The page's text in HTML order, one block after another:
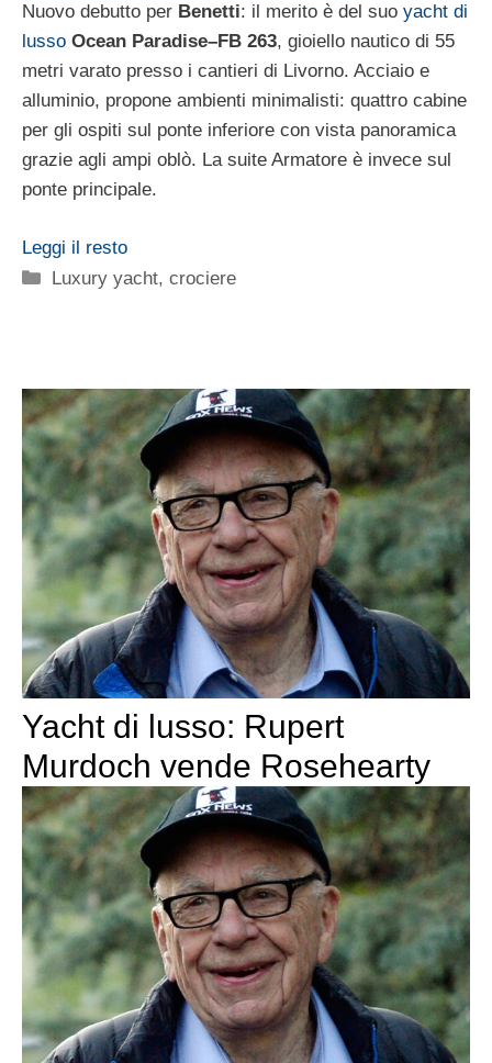
Nuovo debutto per Benetti: il merito è del suo yacht di
lusso Ocean Paradise–FB 263, gioiello nautico di 55
metri varato presso i cantieri di Livorno. Acciaio e
alluminio, propone ambienti minimalisti: quattro cabine
per gli ospiti sul ponte inferiore con vista panoramica
grazie agli ampi oblò. La suite Armatore è invece sul
ponte principale.
Leggi il resto
Categorie
Luxury yacht, crociere
Yacht di lusso: Rupert
Murdoch vende Rosehearty